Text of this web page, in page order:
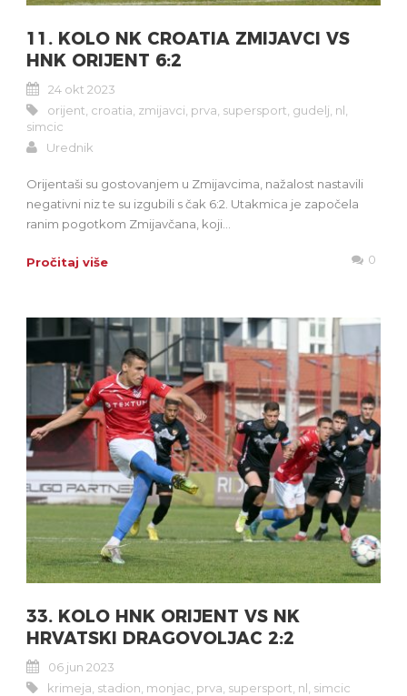
11. KOLO NK CROATIA ZMIJAVCI VS
HNK ORIJENT 6:2
24 okt 2023
orijent croatia zmijavci prva supersport gudelj nl
simcic
Urednik
Orijentaši su gostovanjem u Zmijavcima, nažalost nastavili
negativni niz te su izgubili s čak 6:2. Utakmica je započela
ranim pogotkom Zmijavčana, koji...
Pročitaj više 0
33. KOLO HNK ORIJENT VS NK
HRVATSKI DRAGOVOLJAC 2:2
06 jun 2023
krimeja stadion monjac prva supersport nl simcic